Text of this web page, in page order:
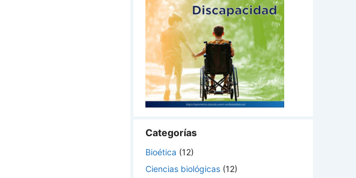
Categorías
Bioética (12)
Ciencias biológicas (12)